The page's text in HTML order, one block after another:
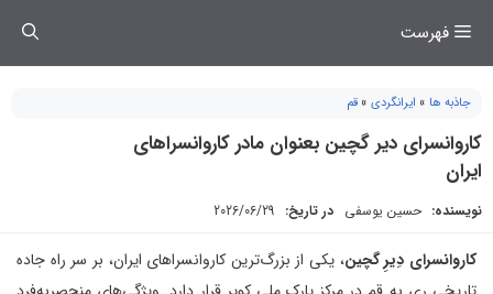
فهرست
جاذبه ها » ایرانگردی » قم
کاروانسرای دیر گچین بعنوان مادر کاروانسراهای
ایران
نویسنده: حسین یوسفی در تاریخ: 2026/06/29
کاروانسرای دِیرِ گچین، یکی از بزرگ‌ترین کاروانسراهای ایران، بر سر راه جاده